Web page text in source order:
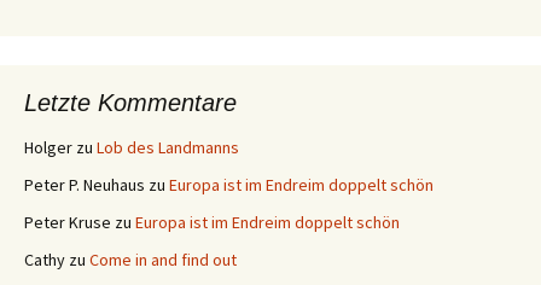
Letzte Kommentare
Holger zu Lob des Landmanns
Peter P. Neuhaus zu Europa ist im Endreim doppelt schön
Peter Kruse zu Europa ist im Endreim doppelt schön
Cathy zu Come in and find out